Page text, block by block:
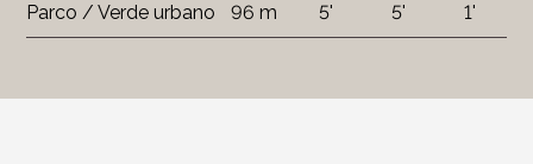
Parco / Verde urbano 96 m 5' 5' 1'